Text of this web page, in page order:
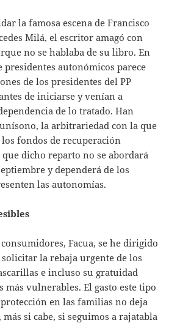
la famosa escena de Francisco
Milá, el escritor amagó con
no se hablaba de su libro. En
presidentes autonómicos parece
de los presidentes del PP
de iniciarse y venían a
de lo tratado. Han
la arbitrariedad con la que
fondos de recuperación
que dicho reparto no se abordará
y dependerá de los
las autonomías.
Facua, se he dirigido
la rebaja urgente de los
e incluso su gratuidad
más vulnerables. El gasto este tipo
en las familias no deja
si cabe, si seguimos a rajatabla